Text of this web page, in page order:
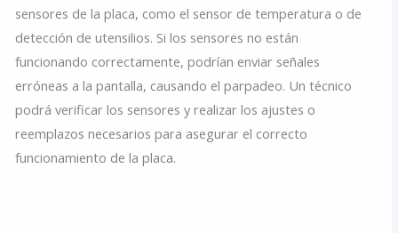
sensores de la placa, como el sensor de temperatura o de
detección de utensilios. Si los sensores no están
funcionando correctamente, podrían enviar señales
erróneas a la pantalla, causando el parpadeo. Un técnico
podrá verificar los sensores y realizar los ajustes o
reemplazos necesarios para asegurar el correcto
funcionamiento de la placa.